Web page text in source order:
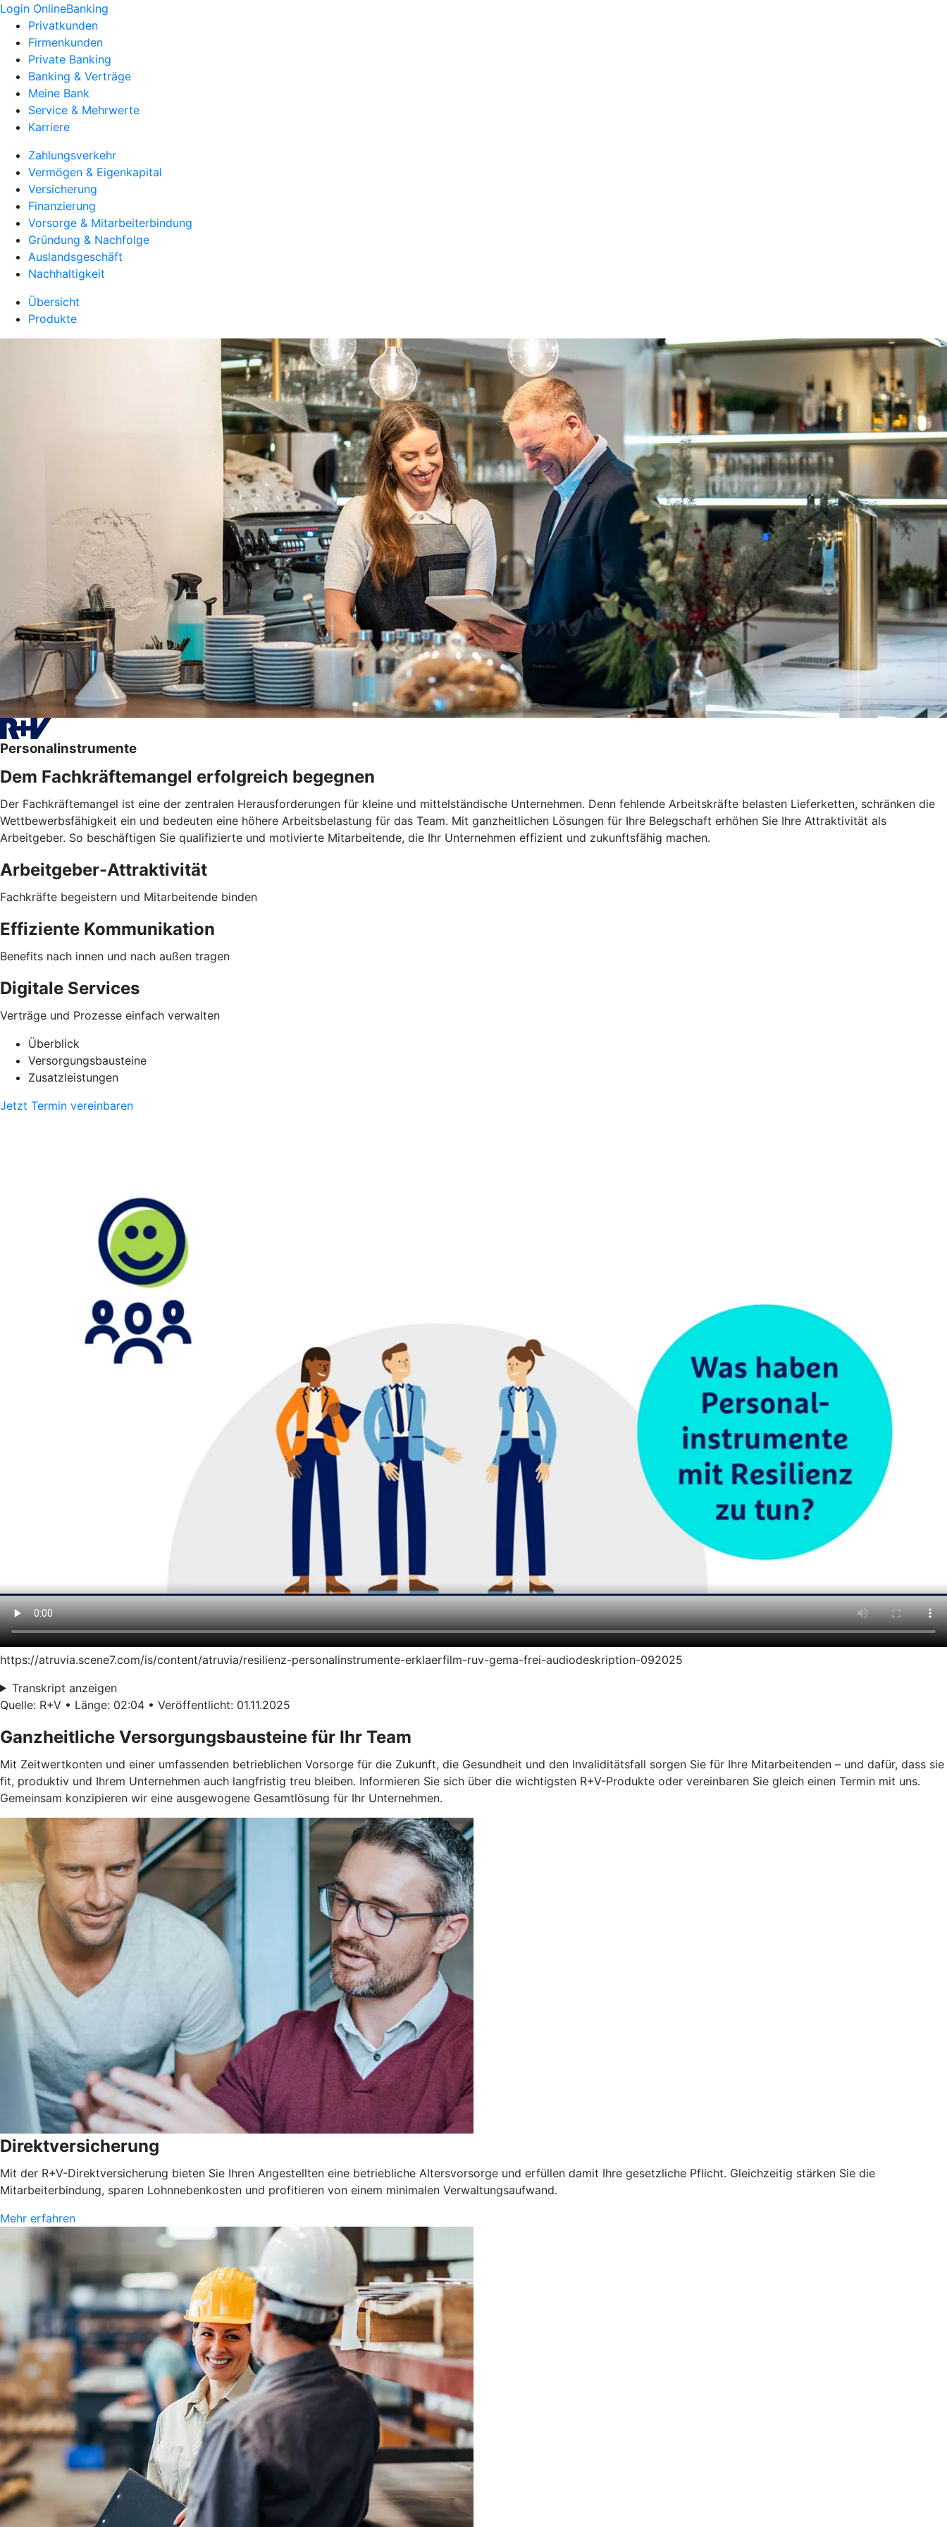
Login OnlineBanking
Privatkunden
Firmenkunden
Private Banking
Banking & Verträge
Meine Bank
Service & Mehrwerte
Karriere
Zahlungsverkehr
Vermögen & Eigenkapital
Versicherung
Finanzierung
Vorsorge & Mitarbeiterbindung
Gründung & Nachfolge
Auslandsgeschäft
Nachhaltigkeit
Übersicht
Produkte
Personalinstrumente
Dem Fachkräftemangel erfolgreich begegnen
Der Fachkräftemangel ist eine der zentralen Herausforderungen für kleine und mittelständische Unternehmen. Denn fehlende Arbeitskräfte belasten Lieferketten, schränken die
Wettbewerbsfähigkeit ein und bedeuten eine höhere Arbeitsbelastung für das Team. Mit ganzheitlichen Lösungen für Ihre Belegschaft erhöhen Sie Ihre Attraktivität als
Arbeitgeber. So beschäftigen Sie qualifizierte und motivierte Mitarbeitende, die Ihr Unternehmen effizient und zukunftsfähig machen.
Arbeitgeber-Attraktivität
Fachkräfte begeistern und Mitarbeitende binden
Effiziente Kommunikation
Benefits nach innen und nach außen tragen
Digitale Services
Verträge und Prozesse einfach verwalten
Überblick
Versorgungsbausteine
Zusatzleistungen
Jetzt Termin vereinbaren
https://atruvia.scene7.com/is/content/atruvia/resilienz-personalinstrumente-erklaerfilm-ruv-gema-frei-audiodeskription-092025
Transkript anzeigen
Quelle: R+V • Länge: 02:04 • Veröffentlicht: 01.11.2025
Ganzheitliche Versorgungsbausteine für Ihr Team
Mit Zeitwertkonten und einer umfassenden betrieblichen Vorsorge für die Zukunft, die Gesundheit und den Invaliditätsfall sorgen Sie für Ihre Mitarbeitenden – und dafür, dass sie
fit, produktiv und Ihrem Unternehmen auch langfristig treu bleiben. Informieren Sie sich über die wichtigsten R+V-Produkte oder vereinbaren Sie gleich einen Termin mit uns.
Gemeinsam konzipieren wir eine ausgewogene Gesamtlösung für Ihr Unternehmen.
Direktversicherung
Mit der R+V-Direktversicherung bieten Sie Ihren Angestellten eine betriebliche Altersvorsorge und erfüllen damit Ihre gesetzliche Pflicht. Gleichzeitig stärken Sie die
Mitarbeiterbindung, sparen Lohnnebenkosten und profitieren von einem minimalen Verwaltungsaufwand.
Mehr erfahren